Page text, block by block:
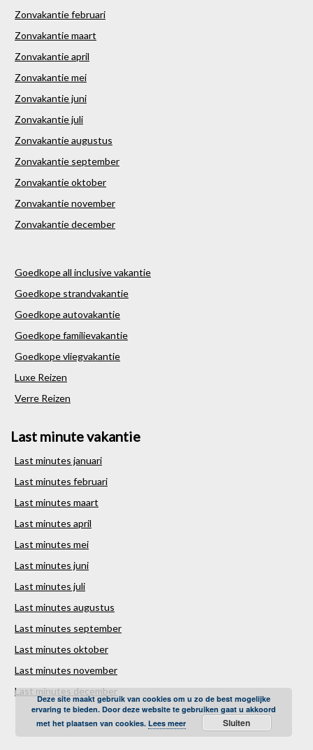
Zonvakantie februari
Zonvakantie maart
Zonvakantie april
Zonvakantie mei
Zonvakantie juni
Zonvakantie juli
Zonvakantie augustus
Zonvakantie september
Zonvakantie oktober
Zonvakantie november
Zonvakantie december
Goedkope all inclusive vakantie
Goedkope strandvakantie
Goedkope autovakantie
Goedkope familievakantie
Goedkope vliegvakantie
Luxe Reizen
Verre Reizen
Last minute vakantie
Last minutes januari
Last minutes februari
Last minutes maart
Last minutes april
Last minutes mei
Last minutes juni
Last minutes juli
Last minutes augustus
Last minutes september
Last minutes oktober
Last minutes november
Last minutes december
Deze site maakt gebruik van cookies om u zo de best mogelijke
ervaring te bieden. Door deze website te gebruiken gaat u akkoord
met het plaatsen van cookies. Lees meer Sluiten